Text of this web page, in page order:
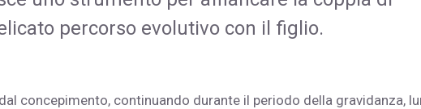
percorso evolutivo con il figlio.
concepimento, continuando durante il periodo della gravidanza,